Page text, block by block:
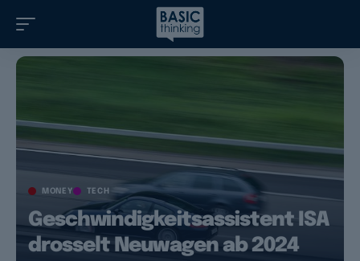
MONEY TECH
Geschwindigkeitsassistent ISA
drosselt Neuwagen ab 2024